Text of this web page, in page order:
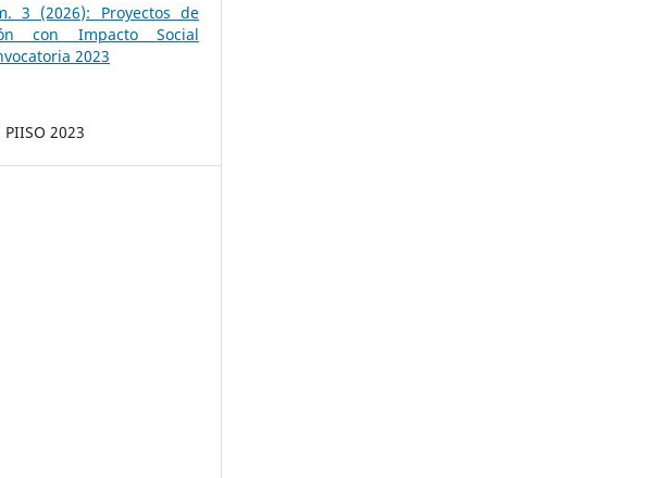
3 (2026): Proyectos de
con Impacto Social
2023
2023